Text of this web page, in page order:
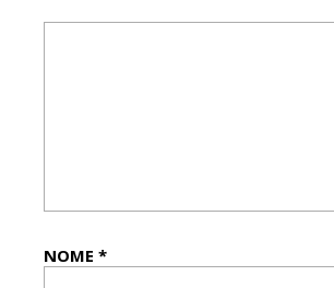
NOME *